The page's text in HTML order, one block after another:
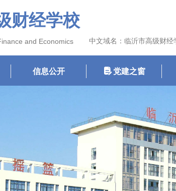
财经学校
and Economics 中文域名：临沂市高级财经
信息公开 넖 党建之窗